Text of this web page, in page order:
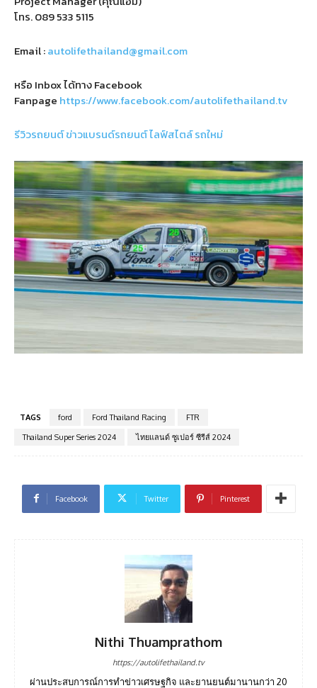
โทร.089 533 5115
Email :autolifethailand@gmail.com
หรือ Inbox ได้ทาง Facebook
Fanpage https://www.facebook.com/autolifethailand.tv
รีวิวรถยนต์ข่าวแบรนด์รถยนต์ไลฟ์สไตล์รถใหม่
TAGS ford Ford Thailand Racing
FTR
Thailand Super Series 2024
ไทยแลนด์ ซูเปอร์ ซีรีส์ 2024
Facebook Twitter Pinterest
Nithi Thuamprathom
https://autolifethailand.tv
ผ่านประสบการณ์การทำข่าวเศรษฐกิจ และยานยนต์มานานกว่า 20